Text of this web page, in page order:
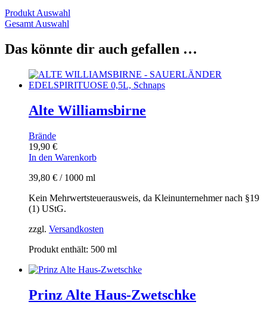
Produkt Auswahl
Gesamt Auswahl
Das könnte dir auch gefallen …
Alte Williamsbirne
Brände
19,90 €
In den Warenkorb
39,80 € / 1000 ml
Kein Mehrwertsteuerausweis, da Kleinunternehmer nach §19
(1) UStG.
zzgl. Versandkosten
Produkt enthält: 500 ml
Prinz Alte Haus-Zwetschke